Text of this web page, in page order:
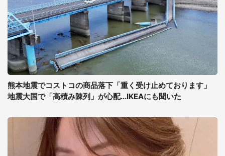
熊本地震でコストコの商品落下「重く受け止めております」
地震大国で「高積み陳列」が心配...IKEAにも聞いた